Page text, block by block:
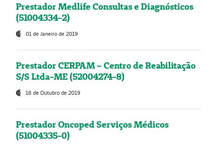
Prestador Medlife Consultas e Diagnósticos
(51004334-2)
01 de Janeiro de 2019
Prestador CERPAM – Centro de Reabilitação
S/S Ltda-ME (52004274-8)
18 de Outubro de 2019
Prestador Oncoped Serviços Médicos
(51004335-0)